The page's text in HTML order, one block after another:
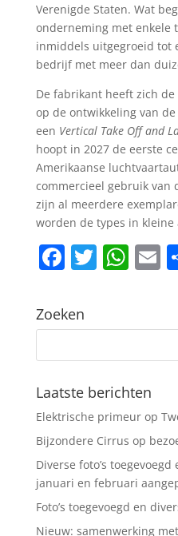
Verenigde Staten. Wat
onderneming met enkele
inmiddels uitgegroeid tot
bedrijf met meer dan
De fabrikant heeft zich
op de ontwikkeling van de
een Vertical Take Off and
hoopt in 2027 de eerste
Amerikaanse
commercieel gebruik van
zijn al meerdere
worden de types in
F
c
e
b
o
o
k
T
er
W
s
A
p
p
E
l
Zoeken
Laatste berichten
Elektrische primeur op
Bijzondere Cirrus op
Diverse foto’s
januari en februari
Foto’s toegevoegd en
Nieuw: samenwerking